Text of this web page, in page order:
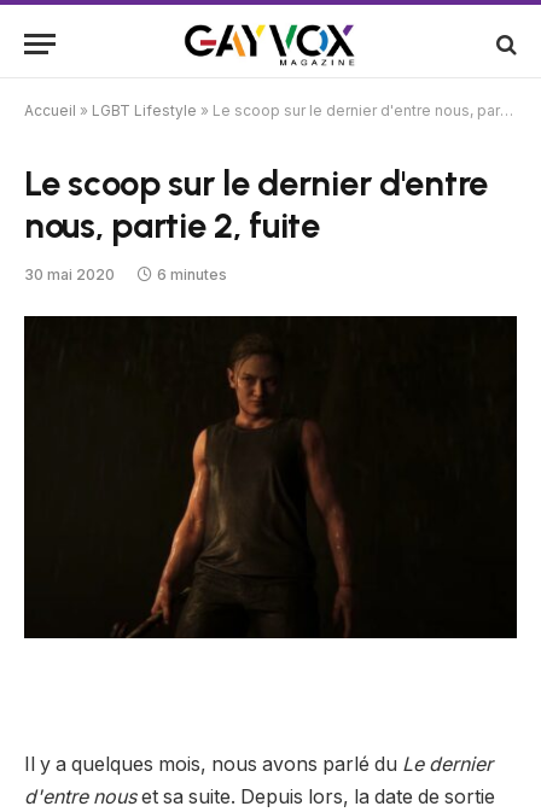
Accueil » LGBT Lifestyle » Le scoop sur le dernier d'entre nous, partie 2, fuite
Le scoop sur le dernier d'entre
nous, partie 2, fuite
30 mai 2020 6 minutes
Il y a quelques mois, nous avons parlé du Le dernier
d'entre nouset sa suite. Depuis lors, la date de sortie